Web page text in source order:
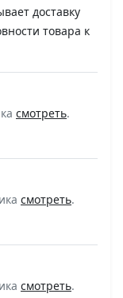
доставку
товара к
смотреть.
смотреть.
смотреть.